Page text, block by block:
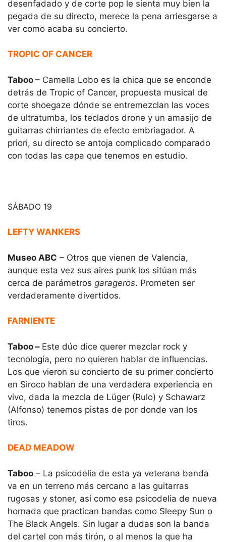
desenfadado y de corte pop le sienta muy bien la
pegada de su directo, merece la pena arriesgarse a
ver como acaba su concierto.
TROPIC OF CANCER
Taboo – Camella Lobo es la chica que se enconde
detrás de Tropic of Cancer, propuesta musical de
corte shoegaze dónde se entremezclan las voces
de ultratumba, los teclados drone y un amasijo de
guitarras chirriantes de efecto embriagador. A
priori, su directo se antoja complicado comparado
con todas las capa que tenemos en estudio.
SÁBADO 19
LEFTY WANKERS
Museo ABC – Otros que vienen de Valencia,
aunque esta vez sus aires punk los sitúan más
cerca de parámetros garageros. Prometen ser
verdaderamente divertidos.
FARNIENTE
Taboo – Este dúo dice querer mezclar rock y
tecnología, pero no quieren hablar de influencias.
Los que vieron su concierto de su primer concierto
en Siroco hablan de una verdadera experiencia en
vivo, dada la mezcla de Lüger (Rulo) y Schawarz
(Alfonso) tenemos pistas de por donde van los
tiros.
DEAD MEADOW
Taboo – La psicodelia de esta ya veterana banda
va en un terreno más cercano a las guitarras
rugosas y stoner, así como esa psicodelia de nueva
hornada que practican bandas como Sleepy Sun o
The Black Angels. Sin lugar a dudas son la banda
del cartel con más tirón, o al menos la que ha